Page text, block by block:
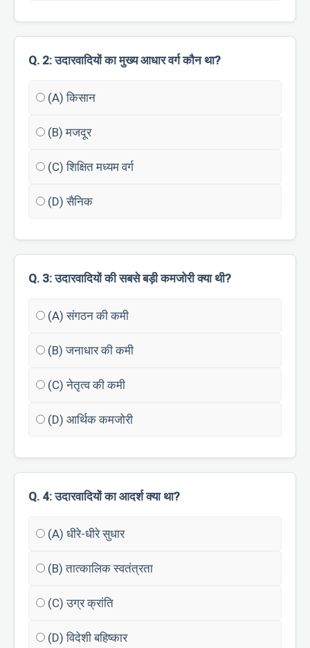
Q. 2: उदारवादियों का मुख्य आधार वर्ग कौन था?
(A) किसान
(B) मजदूर
(C) शिक्षित मध्यम वर्ग
(D) सैनिक
Q. 3: उदारवादियों की सबसे बड़ी कमजोरी क्या थी?
(A) संगठन की कमी
(B) जनाधार की कमी
(C) नेतृत्व की कमी
(D) आर्थिक कमजोरी
Q. 4: उदारवादियों का आदर्श क्या था?
(A) धीरे-धीरे सुधार
(B) तात्कालिक स्वतंत्रता
(C) उग्र क्रांति
(D) विदेशी बहिष्कार